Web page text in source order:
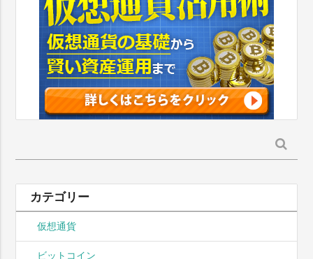
索:
カテゴリー
仮想通貨
ビットコイン